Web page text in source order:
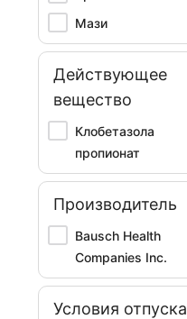
Мази
Действующее
вещество
Клобетазола
пропионат
Производитель
Bausch Health
Companies Inc.
Условия отпуска